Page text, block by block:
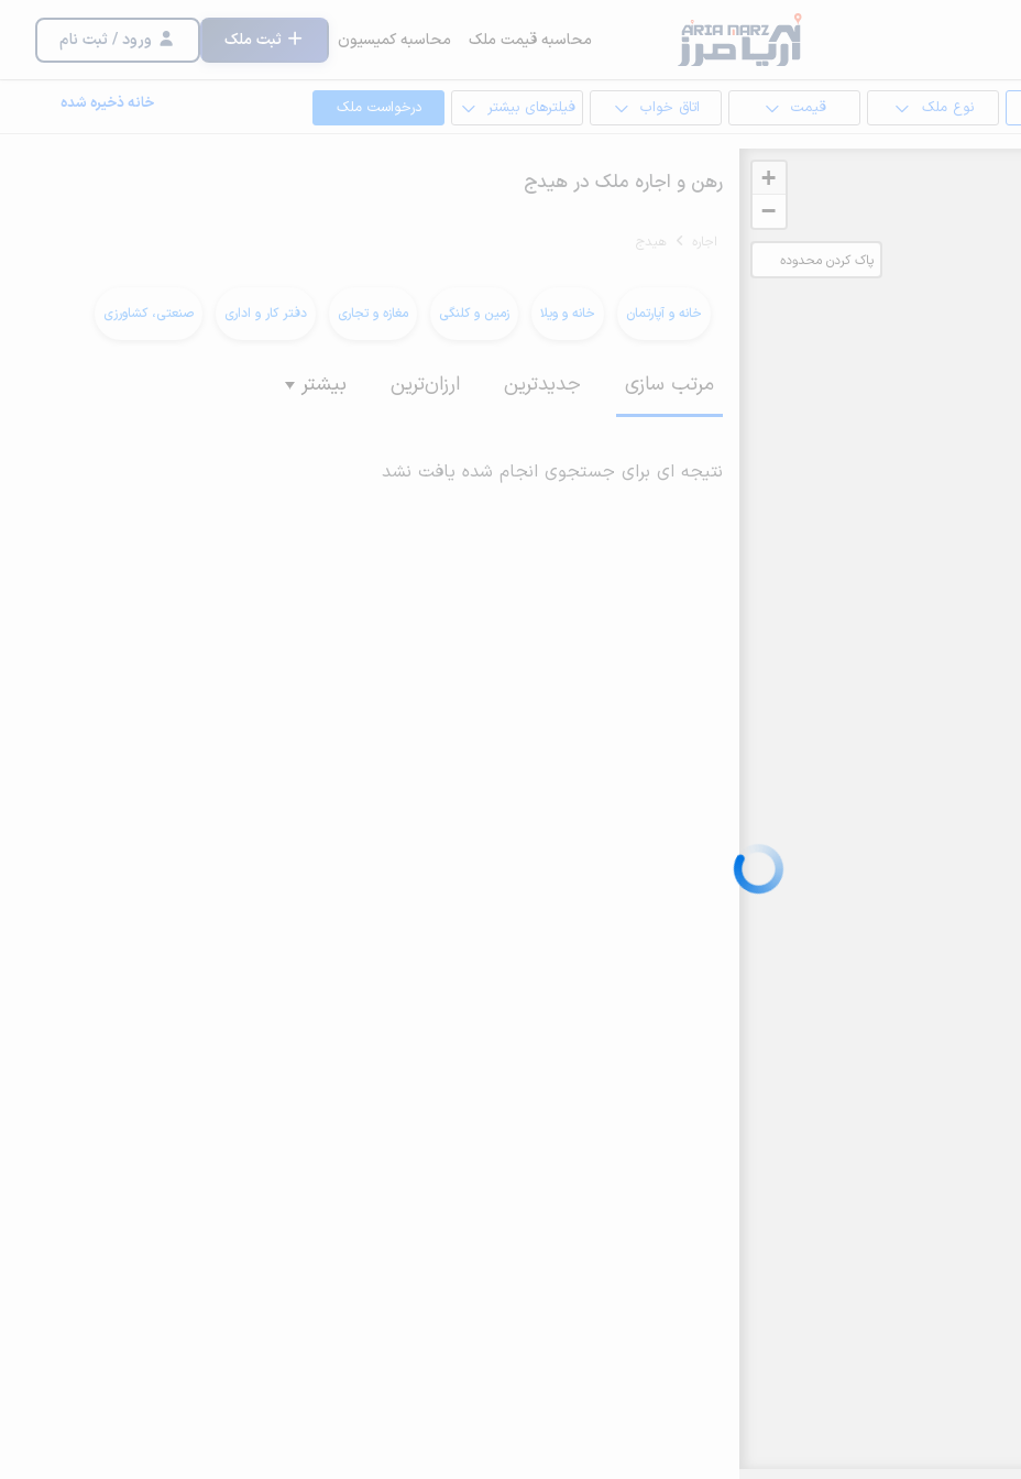
محاسبه قیمت ملک محاسبه کمیسیون ثبت ملک ورود / ثبت نام
نوع ملک قیمت اتاق خواب فیلترهای بیشتر درخواست ملک خانه ذخیره شده
+
−
پاک کردن محدوده
رهن و اجاره ملک در هیدج
اجاره هیدج
خانه و آپارتمان خانه و ویلا زمین و کلنگی مغازه و تجاری دفتر کار و اداری صنعتی، کشاورزی
مرتب سازی جدیدترین ارزان‌ترین بیشتر
نتیجه ای برای جستجوی انجام شده یافت نشد